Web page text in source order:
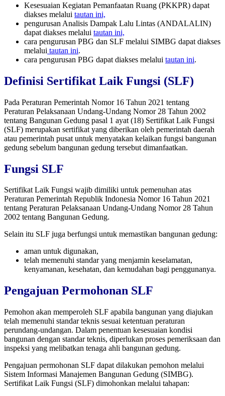
Kesesuaian Kegiatan Pemanfaatan Ruang (PKKPR) dapat
diakses melalui tautan ini,
pengurusan Analisis Dampak Lalu Lintas (ANDALALIN)
dapat diakses melalui tautan ini,
cara pengurusan PBG dan SLF melalui SIMBG dapat diakses
melalui tautan ini.
cara pengurusan PBG dapat diakses melalui tautan ini.
Definisi Sertifikat Laik Fungsi (SLF)
Pada Peraturan Pemerintah Nomor 16 Tahun 2021 tentang
Peraturan Pelaksanaan Undang-Undang Nomor 28 Tahun 2002
tentang Bangunan Gedung pasal 1 ayat (18) Sertifikat Laik Fungsi
(SLF) merupakan sertifikat yang diberikan oleh pemerintah daerah
atau pemerintah pusat untuk menyatakan kelaikan fungsi bangunan
gedung sebelum bangunan gedung tersebut dimanfaatkan.
Fungsi SLF
Sertifikat Laik Fungsi wajib dimiliki untuk pemenuhan atas
Peraturan Pemerintah Republik Indonesia Nomor 16 Tahun 2021
tentang Peraturan Pelaksanaan Undang-Undang Nomor 28 Tahun
2002 tentang Bangunan Gedung.
Selain itu SLF juga berfungsi untuk memastikan bangunan gedung:
aman untuk digunakan,
telah memenuhi standar yang menjamin keselamatan,
kenyamanan, kesehatan, dan kemudahan bagi penggunanya.
Pengajuan Permohonan SLF
Pemohon akan memperoleh SLF apabila bangunan yang diajukan
telah memenuhi standar teknis sesuai ketentuan peraturan
perundang-undangan. Dalam penentuan kesesuaian kondisi
bangunan dengan standar teknis, diperlukan proses pemeriksaan dan
inspeksi yang melibatkan tenaga ahli bangunan gedung.
Pengajuan permohonan SLF dapat dilakukan pemohon melalui
Sistem Informasi Manajemen Bangunan Gedung (SIMBG).
Sertifikat Laik Fungsi (SLF) dimohonkan melalui tahapan: